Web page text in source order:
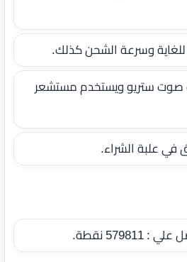
وسرعة الشحن كذلك.
صوت ستريو ويستخدم مستشعر
علبة الشراء.